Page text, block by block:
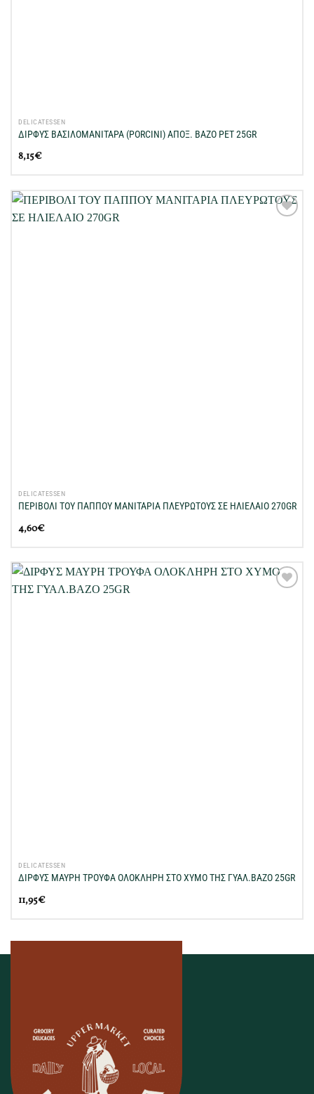
DELICATESSEN
ΔΙΡΦΥΣ ΒΑΣΙΛΟΜΑΝΙΤΑΡΑ (PORCINI) ΑΠΟΞ. BAZO PET 25GR
8,15€
DELICATESSEN
ΠΕΡΙΒΟΛΙ ΤΟΥ ΠΑΠΠΟΥ ΜΑΝΙΤΑΡΙΑ ΠΛΕΥΡΩΤΟΥΣ ΣE ΗΛΙΕΛΑΙΟ 270GR
4,60€
DELICATESSEN
ΔΙΡΦΥΣ ΜΑΥΡΗ ΤΡΟΥΦΑ ΟΛΟΚΛΗΡΗ ΣΤΟ ΧΥΜΟ ΤΗΣ ΓΥΑΛ.ΒΑΖΟ 25GR
11,95€